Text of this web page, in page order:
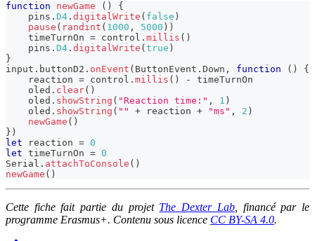
function newGame ( )
{
    pins
. D4 . digitalWrite ( false )
pause ( randint ( 1000 , 5000 ) )
    timeTurnOn
= control . millis ( )
    pins
. D4 . digitalWrite ( true )
}
input . buttonD2 . onEvent ( ButtonEvent . Down , function ( )
{
    reaction
= control . millis ( ) -
timeTurnOn
    oled
. clear( )
    oled
. showString ( "Reaction time:" , 1 )
    oled
. showString ( "" + reaction + "ms" , 2 )
newGame ( )
} )
let reaction = 0
let timeTurnOn = 0
Serial . attachToConsole ( )
newGame ( )
Cette fiche fait partie du projet The Dexter Lab, financé par le
programme Erasmus+. Contenu sous licence CC BY-SA 4.0.